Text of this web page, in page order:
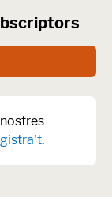
.